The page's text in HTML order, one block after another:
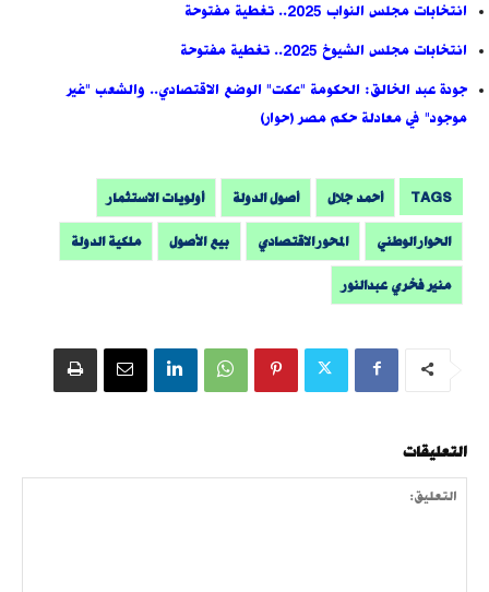
انتخابات مجلس النواب 2025.. تغطية مفتوحة
انتخابات مجلس الشيوخ 2025.. تغطية مفتوحة
جودة عبد الخالق: الحكومة "عكت" الوضع الاقتصادي.. والشعب "غير
موجود" في معادلة حكم مصر (حوار)
TAGS أحمد جلال أصول الدولة أولويات الاستثمار
الحوار الوطني المحور الاقتصادي بيع الأصول ملكية الدولة
منير فخري عبدالنور
التعليقات